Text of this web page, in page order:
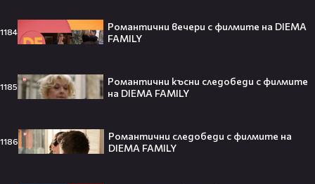
1184
Романтични вечери с филмите на DIEMA
FAMILY
1185
Романтични късни следобеди с филмите
на DIEMA FAMILY
1186
Романтични следобеди с филмите на
DIEMA FAMILY
След тежка контузия: Дейв